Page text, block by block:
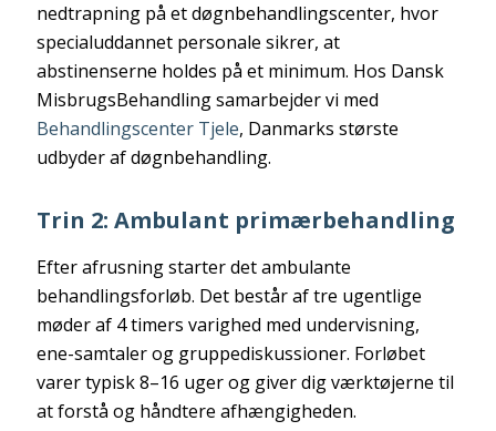
nedtrapning på et døgnbehandlingscenter, hvor
specialuddannet personale sikrer, at
abstinenserne holdes på et minimum. Hos Dansk
MisbrugsBehandling samarbejder vi med
Behandlingscenter Tjele, Danmarks største
udbyder af døgnbehandling.
Trin 2: Ambulant primærbehandling
Efter afrusning starter det ambulante
behandlingsforløb. Det består af tre ugentlige
møder af 4 timers varighed med undervisning,
ene-samtaler og gruppediskussioner. Forløbet
varer typisk 8–16 uger og giver dig værktøjerne til
at forstå og håndtere afhængigheden.